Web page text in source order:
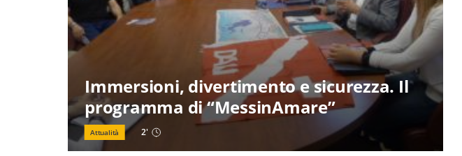
Immersioni, divertimento e sicurezza. Il
programma di “MessinAmare”
Attualità 2'